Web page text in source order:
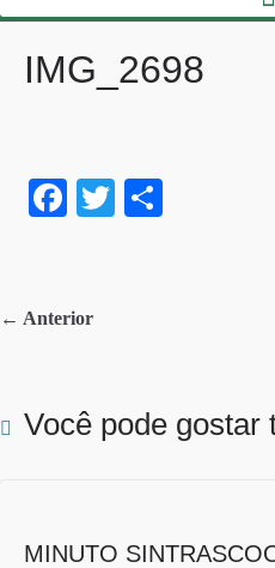
IMG_2698
Fa
ok
T
← Anterior
Você pode gostar
MINUTO